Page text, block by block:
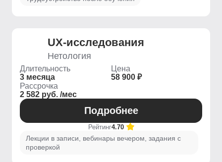
UX-исследования
Нетология
Длительность
3 месяца
Цена
58 900 ₽
Рассрочка
2 582 руб. /мес
Подробнее
Рейтинг4.70
Лекции в записи, вебинары вечером, задания с
проверкой